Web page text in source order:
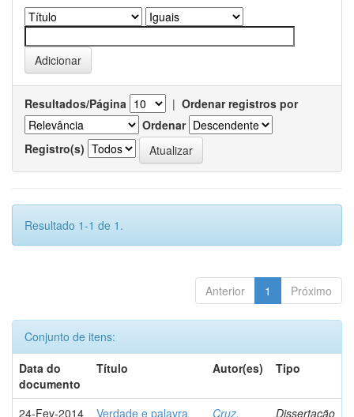
Resultados/Página | Ordenar registros por
Ordenar
Registro(s)
Resultado 1-1 de 1.
Anterior 1 Próximo
Conjunto de itens:
Data do
documento
Título Autor(es) Tipo
24-Fev-2014
Verdade e palavra
Cruz,
Dissertação